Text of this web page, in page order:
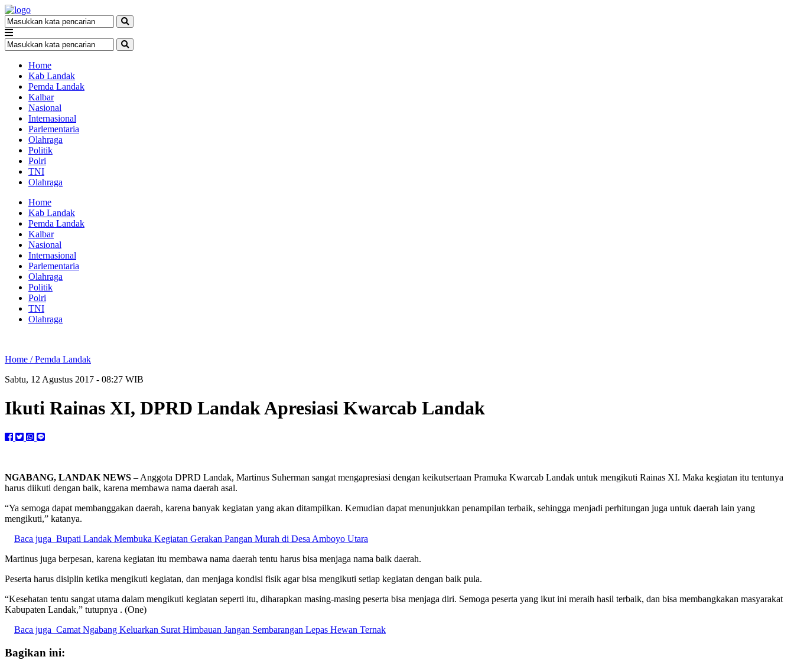
Home
Kab Landak
Pemda Landak
Kalbar
Nasional
Internasional
Parlementaria
Olahraga
Politik
Polri
TNI
Olahraga
Home
Kab Landak
Pemda Landak
Kalbar
Nasional
Internasional
Parlementaria
Olahraga
Politik
Polri
TNI
Olahraga
Home /Pemda Landak
Sabtu, 12 Agustus 2017 - 08:27 WIB
Ikuti Rainas XI, DPRD Landak Apresiasi Kwarcab Landak
NGABANG, LANDAK NEWS – Anggota DPRD Landak, Martinus Suherman sangat mengapresiasi dengan keikutsertaan Pramuka Kwarcab Landak untuk mengikuti Rainas XI. Maka kegiatan itu tentunya
harus diikuti dengan baik, karena membawa nama daerah asal.
“Ya semoga dapat membanggakan daerah, karena banyak kegiatan yang akan ditampilkan. Kemudian dapat menunjukkan penampilan terbaik, sehingga menjadi perhitungan juga untuk daerah lain yang
mengikuti,” katanya.
Baca juga Bupati Landak Membuka Kegiatan Gerakan Pangan Murah di Desa Amboyo Utara
Martinus juga berpesan, karena kegiatan itu membawa nama daerah tentu harus bisa menjaga nama baik daerah.
Peserta harus disiplin ketika mengikuti kegiatan, dan menjaga kondisi fisik agar bisa mengikuti setiap kegiatan dengan baik pula.
“Kesehatan tentu sangat utama dalam mengikuti kegiatan seperti itu, diharapkan masing-masing peserta bisa menjaga diri. Semoga peserta yang ikut ini meraih hasil terbaik, dan bisa membangkakan masyarakat
Kabupaten Landak,” tutupnya . (One)
Baca juga Camat Ngabang Keluarkan Surat Himbauan Jangan Sembarangan Lepas Hewan Ternak
Bagikan ini: